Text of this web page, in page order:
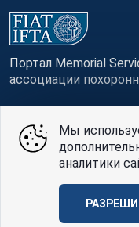
Портал Memorial
ассоциации
© Memorial Services,
Политике
использования
Мы
аналитики